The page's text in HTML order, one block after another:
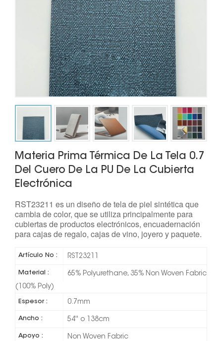
Materia Prima Térmica De La Tela 0.7
Del Cuero De La PU De La Cubierta
Electrónica
RST23211 es un diseño de tela de piel sintética que
cambia de color, que se utiliza principalmente para
cubiertas de productos electrónicos, encuadernación
para cajas de regalo, cajas de vino, joyero y paquete.
Artículo No : RST23211
Material :
65% Polyurethane, 35% Non Woven Fabric
(100% Poly)
Espesor : 0.7mm
Ancho : 54'' o 138cm
Apoyo : Non Woven Fabric